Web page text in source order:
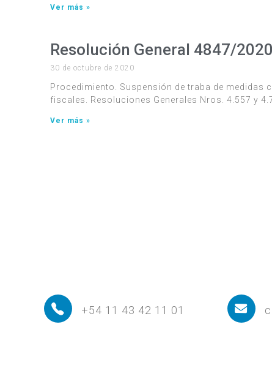
Ver más »
Resolución General 4847/2020
30 de octubre de 2020
Procedimiento. Suspensión de traba de medidas
fiscales. Resoluciones Generales Nros. 4.557 y
Ver más »
+54 11 43 42 11 01